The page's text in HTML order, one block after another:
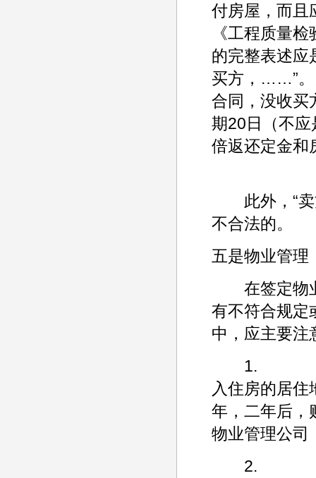
付房屋，而且
《工程质量
的完整表述应
买方，……”。
合同，没收买
期20日（不
倍返还定金和
此外，“卖
不合法的。
五是物业管理
在签定物业
有不符合规定
中，应主要注
1.
入住房的居
年，二年后，
物业管理公司
2.